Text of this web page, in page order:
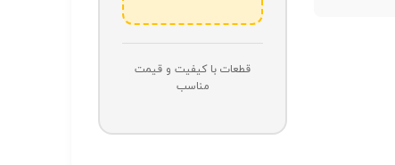
قطعات با کیفیت و قیمت
مناسب